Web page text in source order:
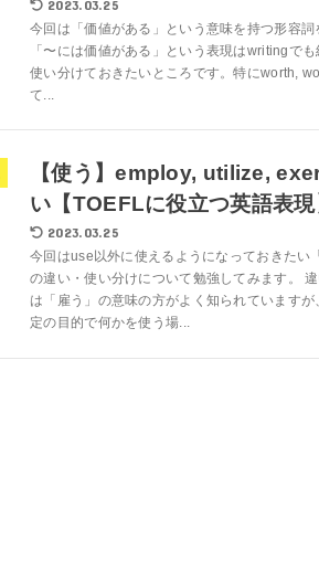
2023.03.25
今回は「価値がある」という意味を持つ形容詞
「〜には価値がある」という表現はwritingで
使い分けておきたいところです。特にworth,
て...
【使う】employ, utilize,
い【TOEFLに役立つ英語表現
2023.03.25
今回はuse以外に使えるようになっておきたい
の違い・使い分けについて勉強してみます。
は「雇う」の意味の方がよく知られています
定の目的で何かを使う場...